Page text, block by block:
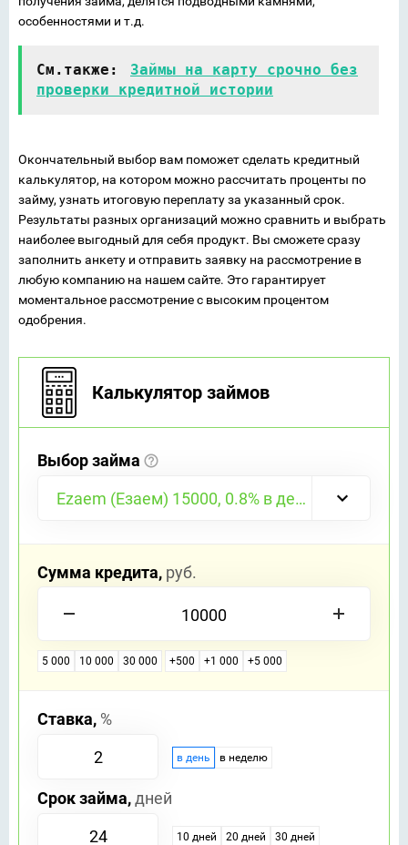
особенностями и т.д.
См.также:
Займы на карту срочно без
проверки кредитной истории
Окончательный выбор вам поможет сделать кредитный
калькулятор, на котором можно рассчитать проценты по
займу, узнать итоговую переплату за указанный срок.
Результаты разных организаций можно сравнить и выбрать
наиболее выгодный для себя продукт. Вы сможете сразу
заполнить анкету и отправить заявку на рассмотрение в
любую компанию на нашем сайте. Это гарантирует
моментальное рассмотрение с высоким процентом
одобрения.
Калькулятор займов
Выбор займа
Ezaem (Езаем) 15000, 0.8% в день
Сумма кредита, руб.
5 000 10 000 30 000 +500 +1 000 +5 000
Ставка, %
в день в неделю
Срок займа,дней
10 дней 20 дней 30 дней